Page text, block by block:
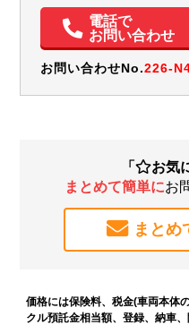
電話で
お問い合わせ
お問い合わせNo.226-
「 お気
まとめて簡単にお
まとめ
価格には保険料、税金(車両本体
クル預託金相当額、登録、納車